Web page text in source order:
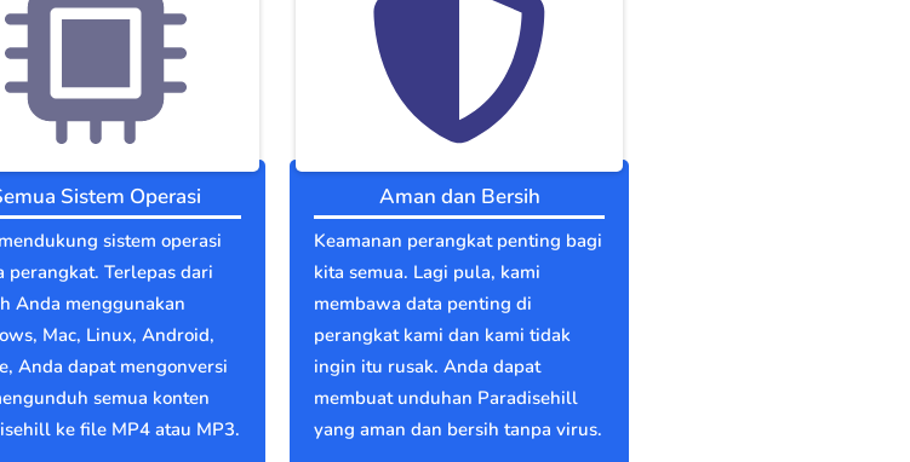
Sistem Operasi
sistem operasi
perangkat. Terlepas dari
Anda menggunakan
Mac, Linux, Android,
Anda dapat mengonversi
semua konten
ke file MP4 atau MP3.
Aman dan Bersih
Keamanan perangkat penting bagi
kita semua. Lagi pula, kami
membawa data penting di
perangkat kami dan kami tidak
ingin itu rusak. Anda dapat
membuat unduhan Paradisehill
yang aman dan bersih tanpa virus.